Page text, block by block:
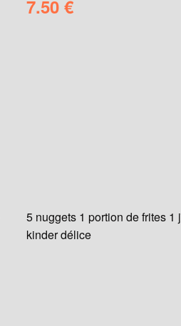
7.50 €
5 nuggets 1 portion de frites 1
kinder délice